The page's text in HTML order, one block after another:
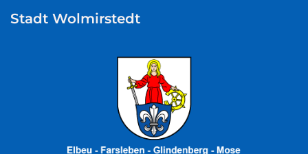
Stadt Wolmirstedt